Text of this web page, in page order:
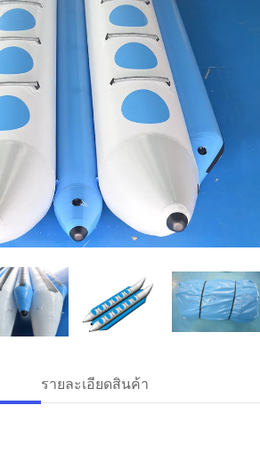
รายละเอียดสินค้า